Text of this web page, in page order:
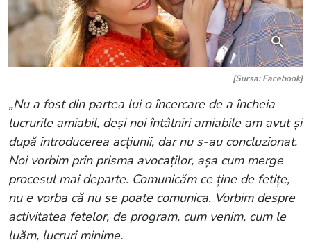
[Sursa: Facebook]
„Nu a fost din partea lui o încercare de a încheia
lucrurile amiabil, deși noi întâlniri amiabile am avut și
după introducerea acțiunii, dar nu s-au concluzionat.
Noi vorbim prin prisma avocaților, așa cum merge
procesul mai departe. Comunicăm ce ține de fetițe,
nu e vorba că nu se poate comunica. Vorbim despre
activitatea fetelor, de program, cum venim, cum le
luăm, lucruri minime.